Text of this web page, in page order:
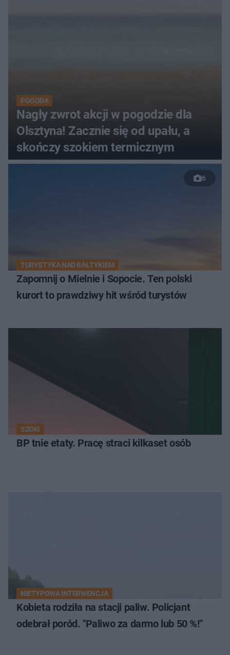
POGODA
Nagły zwrot akcji w pogodzie dla
Olsztyna! Zacznie się od upału, a
skończy szokiem termicznym
6
TURYSTYKA NAD BAŁTYKIEM
Zapomnij o Mielnie i Sopocie. Ten polski
kurort to prawdziwy hit wśród turystów
SZOK!
BP tnie etaty. Pracę straci kilkaset osób
NIETYPOWA INTERWENCJA
Kobieta rodziła na stacji paliw. Policjant
odebrał poród. "Paliwo za darmo lub 50 %!"